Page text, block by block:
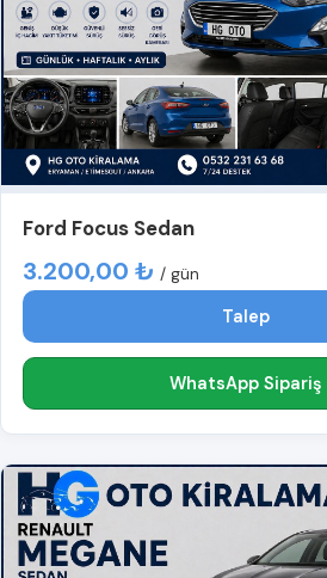
Ford Focus Sedan
3.200,00 ₺ / gün
Talep
WhatsApp Sipariş